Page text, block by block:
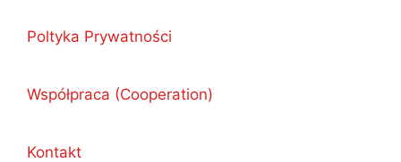
Poltyka Prywatności
Współpraca (Cooperation)
Kontakt